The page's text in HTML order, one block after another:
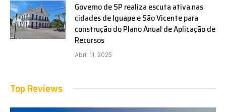
Governo de SP realiza escuta ativa nas
cidades de Iguape e São Vicente para
construção do Plano Anual de Aplicação de
Recursos
Abril 11, 2025
Top Reviews